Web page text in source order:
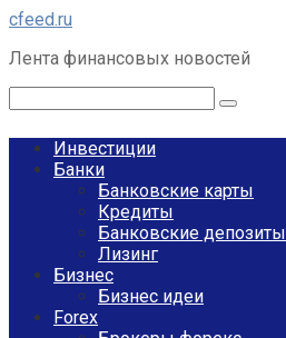
Перейти
контенту
cfeed.ru
Лента финансовых новостей
Инвестиции
Банки
Банковские карты
Кредиты
Банковские депозиты
Лизинг
Бизнес
Бизнес идеи
Forex